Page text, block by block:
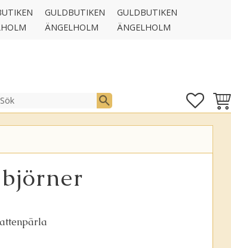
GULDBUTIKEN
ÄNGELHOLM
GULDBUTIKEN
ÄNGELHOLM